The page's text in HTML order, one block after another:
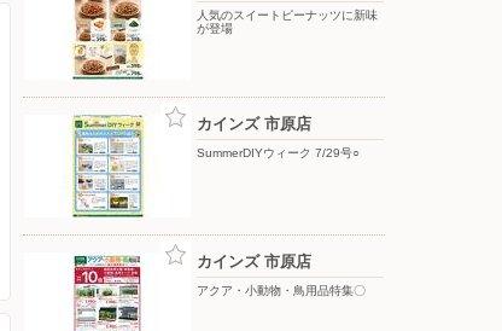
夏のひんやり寝具
人気のスイートピーナッツに新味
が登場
カインズ 市原店
SummerDIYウィーク 7/29号○
カインズ 市原店
アクア・小動物・鳥用品特集〇